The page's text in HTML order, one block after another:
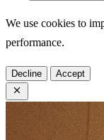
We use cookies to
performance.
Decline Accept